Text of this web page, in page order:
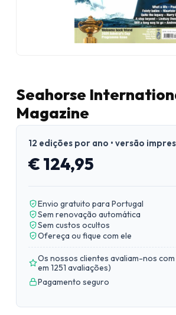
Seahorse
Magazine
12 edições por ano • versão
€ 124,95
Envio gratuito para Portugal
Sem renovação automática
Sem custos ocultos
Ofereça ou fique com ele
Os nossos clientes avaliam-nos com
em 1251 avaliações)
Pagamento seguro